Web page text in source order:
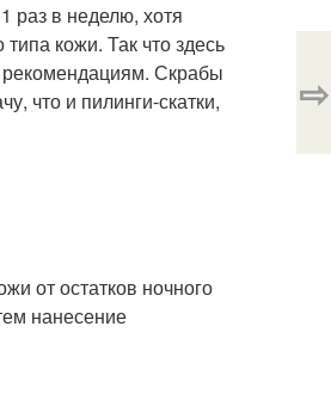
раз в неделю, хотя
кожи. Так что здесь
рекомендациям. Скрабы
что и пилинги-скатки,
от остатков ночного
нанесение
⇨